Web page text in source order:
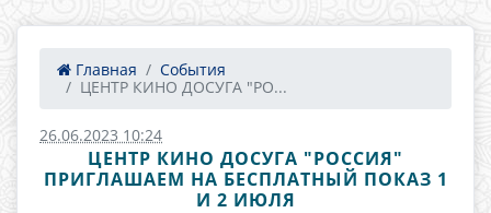
Главная
События
ЦЕНТР КИНО ДОСУГА "РО...
26.06.2023 10:24
ЦЕНТР КИНО ДОСУГА "РОССИЯ"
ПРИГЛАШАЕМ НА БЕСПЛАТНЫЙ ПОКАЗ 1
И 2 ИЮЛЯ